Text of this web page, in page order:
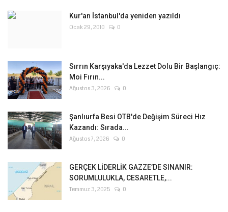
Kur'an İstanbul'da yeniden yazıldı
Ocak 29, 2010 0
Sırrın Karşıyaka'da Lezzet Dolu Bir Başlangıç:
Moi Fırın...
Ağustos 3, 2026 0
Şanlıurfa Besi OTB'de Değişim Süreci Hız
Kazandı: Sırada...
Ağustos 7, 2026 0
GERÇEK LİDERLİK GAZZE’DE SINANIR:
SORUMLULUKLA, CESARETLE,...
Temmuz 3, 2025 0